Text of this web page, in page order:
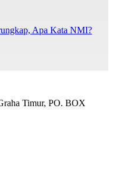
Apa Kata NMI?
Timur, PO. BOX